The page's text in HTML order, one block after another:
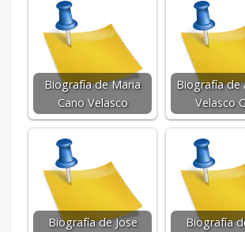
Biografía de Maria
Cano Velasco
Biografía de
Velasco
Biografía de Jose
Biografía